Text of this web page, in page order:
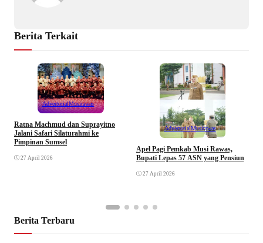
Berita Terkait
AdvertorialMusirawas
Ratna Machmud dan Suprayitno
Jalani Safari Silaturahmi ke
Pimpinan Sumsel
27 April 2026
AdvertorialMusirawas
Apel Pagi Pemkab Musi Rawas,
Bupati Lepas 57 ASN yang Pensiun
27 April 2026
Berita Terbaru